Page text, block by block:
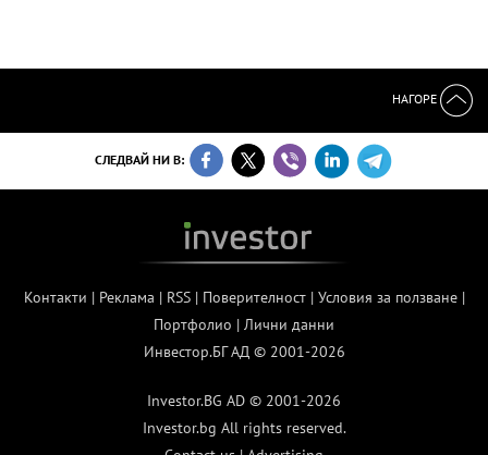
НАГОРЕ
СЛЕДВАЙ НИ В:
Контакти | Реклама | RSS| Поверителност| Условия за ползване|
Портфолио | Лични данни
Инвестор.БГ АД © 2001-2026
Investor.BG AD © 2001-2026
Investor.bg All rights reserved.